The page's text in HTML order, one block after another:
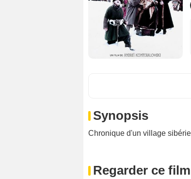
Synopsis
Chronique d'un village
Regarder ce film